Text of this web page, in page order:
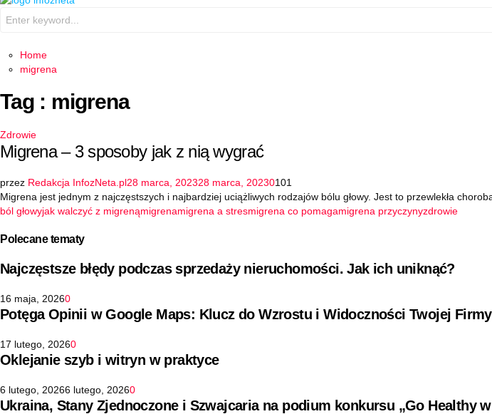
MENU
for:
Home
migrena
Tag : migrena
Zdrowie
Migrena – 3 sposoby jak z nią wygrać
przez Redakcja InfozNeta.pl28 marca, 202328 marca, 20230101
Migrena jest jednym z najczęstszych i najbardziej uciążliwych rodzajów bólu głowy. Jest to przewlekła
ból głowyjak walczyć z migrenąmigrenamigrena a stresmigrena co pomagamigrena przyczynyzdrowie
Polecane tematy
Najczęstsze błędy podczas sprzedaży nieruchomości. Jak ich uniknąć?
16 maja, 20260
Potęga Opinii w Google Maps: Klucz do Wzrostu i Widoczności Twojej Firmy
17 lutego, 20260
Oklejanie szyb i witryn w praktyce
6 lutego, 20266 lutego, 20260
Ukraina, Stany Zjednoczone i Szwajcaria na podium konkursu „Go Healthy